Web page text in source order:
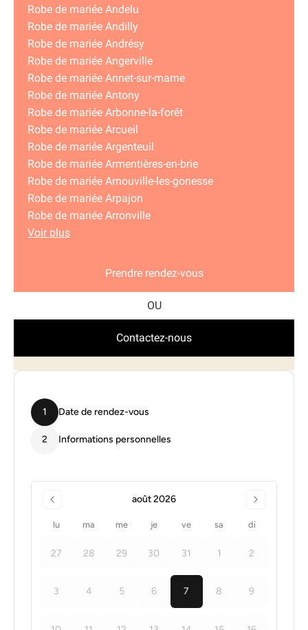
Robe de mariée Andelu
Robe de mariée Andilly
Robe de mariée Andrésy
Robe de mariée Angerville
Robe de mariée Annet-sur-marne
Robe de mariée Antony
Robe de mariée Arbonne-la-forêt
Robe de mariée Arcueil
Robe de mariée Argenteuil
Robe de mariée Armentières-en-brie
Robe de mariée Arnouville-les-gonesse
Robe de mariée Arpajon
Robe de mariée Arronville
Voir plus
Prendre rendez-vous
Contactez-nous